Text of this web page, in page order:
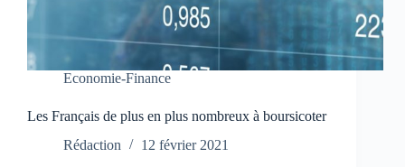
Economie-Finance
Les Français de plus en plus nombreux à boursicoter
Rédaction
12 février 2021